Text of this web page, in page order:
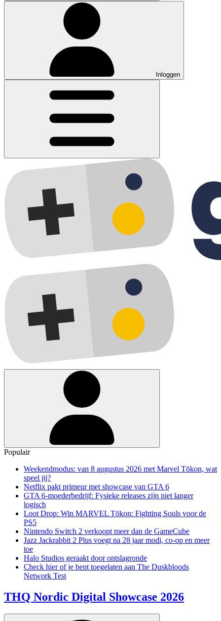
Inloggen
Populair
Weekendmodus: van 8 augustus 2026 met Marvel Tōkon, wat
speel jij?
Netflix pakt primeur met showcase van GTA 6
GTA 6-moederbedrijf: Fysieke releases zijn niet langer
logisch
Loot Drop: Win MARVEL Tōkon: Fighting Souls voor de
PS5
Nintendo Switch 2 verkoopt meer dan de GameCube
Jazz Jackrabbit 2 Plus voegt na 28 jaar modi, co-op en meer
toe
Halo Studios geraakt door ontslagronde
Check hier of je bent toegelaten aan The Duskbloods
Network Test
THQ Nordic Digital Showcase 2026